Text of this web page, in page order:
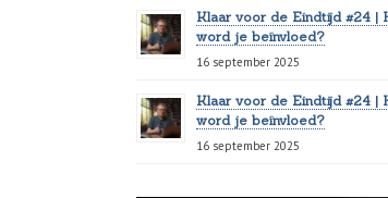
Klaar voor de Eindtijd #24 |
word je beïnvloed?
16 september 2025
Klaar voor de Eindtijd #24 |
word je beïnvloed?
16 september 2025